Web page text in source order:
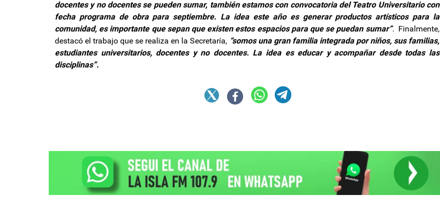
docentes y no docentes se pueden sumar, también estamos con convocatoria del Teatro Universitario con
fecha programa de obra para septiembre. La idea este año es generar productos artísticos para la
comunidad, es importante que sepan que existen estos espacios para que se puedan sumar”. Finalmente,
destacó el trabajo que se realiza en la Secretaría, “somos una gran familia integrada por niños, sus familias,
estudiantes universitarios, docentes y no docentes. La idea es educar y acompañar desde todas las
disciplinas”.